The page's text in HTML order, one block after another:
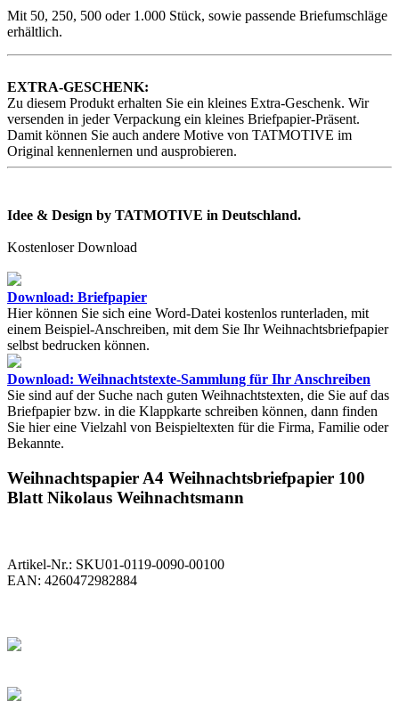
Mit 50, 250, 500 oder 1.000 Stück, sowie passende Briefumschläge
erhältlich.
EXTRA-GESCHENK:
Zu diesem Produkt erhalten Sie ein kleines Extra-Geschenk. Wir
versenden in jeder Verpackung ein kleines Briefpapier-Präsent.
Damit können Sie auch andere Motive von TATMOTIVE im
Original kennenlernen und ausprobieren.
Idee & Design by TATMOTIVE in Deutschland.
Kostenloser Download
Download: Briefpapier
Hier können Sie sich eine Word-Datei kostenlos runterladen, mit
einem Beispiel-Anschreiben, mit dem Sie Ihr Weihnachtsbriefpapier
selbst bedrucken können.
Download: Weihnachtstexte-Sammlung für Ihr Anschreiben
Sie sind auf der Suche nach guten Weihnachtstexten, die Sie auf das
Briefpapier bzw. in die Klappkarte schreiben können, dann finden
Sie hier eine Vielzahl von Beispieltexten für die Firma, Familie oder
Bekannte.
Weihnachtspapier A4 Weihnachtsbriefpapier 100
Blatt Nikolaus Weihnachtsmann
Artikel-Nr.: SKU01-0119-0090-00100
EAN: 4260472982884